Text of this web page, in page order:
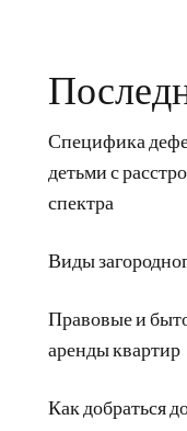
Специфика
детьми с
спектра
Виды
Правовые и
аренды квартир
Как добраться